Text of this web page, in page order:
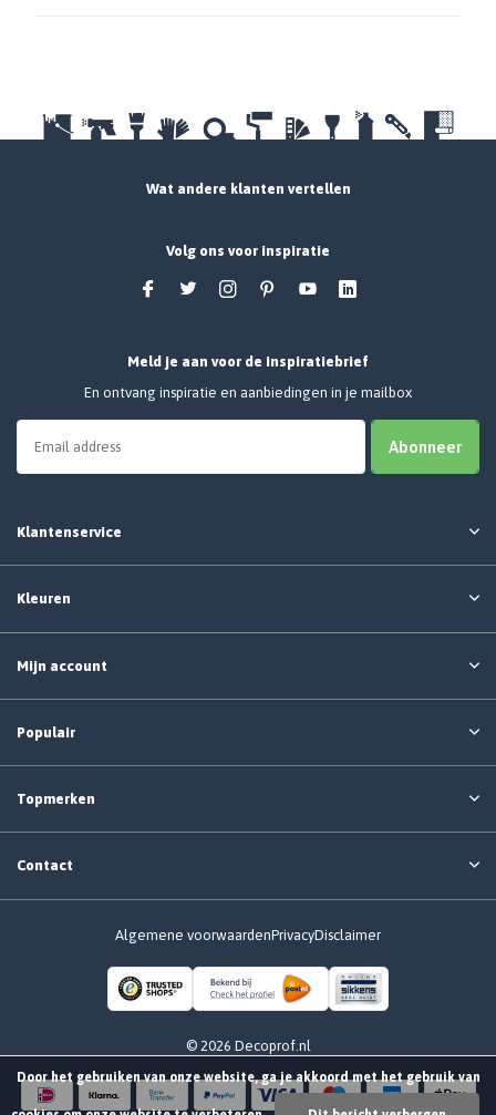
Wat andere klanten vertellen
Volg ons voor inspiratie
Meld je aan voor de inspiratiebrief
En ontvang inspiratie en aanbiedingen in je mailbox
Abonneer
Klantenservice
Kleuren
Mijn account
Populair
Topmerken
Contact
Algemene voorwaardenPrivacyDisclaimer
© 2026 Decoprof.nl
Door het gebruiken van onze website, ga je akkoord met het gebruik van